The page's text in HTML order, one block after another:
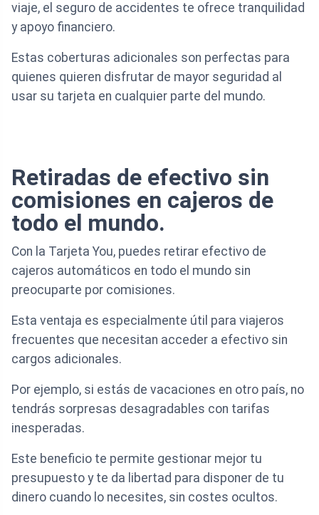
viaje, el seguro de accidentes te ofrece tranquilidad
y apoyo financiero.
Estas coberturas adicionales son perfectas para
quienes quieren disfrutar de mayor seguridad al
usar su tarjeta en cualquier parte del mundo.
Retiradas de efectivo sin
comisiones en cajeros de
todo el mundo.
Con la Tarjeta You, puedes retirar efectivo de
cajeros automáticos en todo el mundo sin
preocuparte por comisiones.
Esta ventaja es especialmente útil para viajeros
frecuentes que necesitan acceder a efectivo sin
cargos adicionales.
Por ejemplo, si estás de vacaciones en otro país, no
tendrás sorpresas desagradables con tarifas
inesperadas.
Este beneficio te permite gestionar mejor tu
presupuesto y te da libertad para disponer de tu
dinero cuando lo necesites, sin costes ocultos.